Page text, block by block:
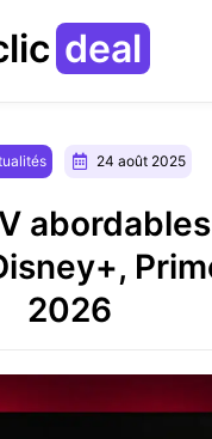
deal
24 août 2025
2026